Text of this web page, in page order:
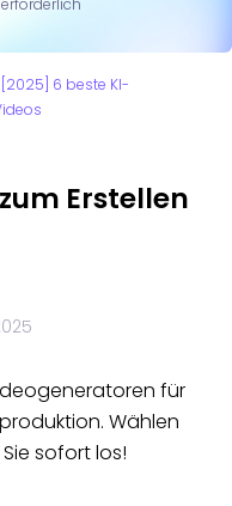
[2025] 6 beste KI-
Erstellen
für
Wählen
sofort los!